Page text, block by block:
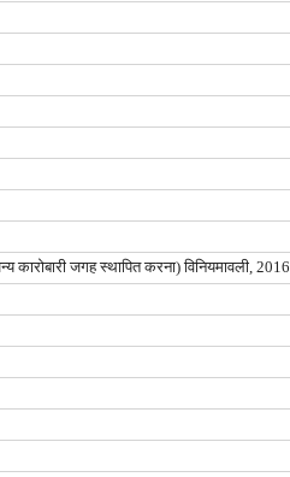
कारोबारी जगह स्थापित करना) विनियमावली, 2016